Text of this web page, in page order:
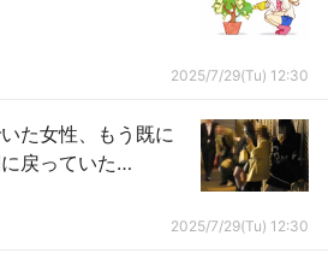
2025/7/29(Tu) 12:30
た女性、もう既に
戻っていた…
2025/7/29(Tu) 12:30